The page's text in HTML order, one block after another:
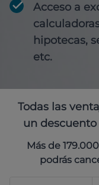
Acceso a
hipotecas,
etc.
Todas las
un
Más de
podrás